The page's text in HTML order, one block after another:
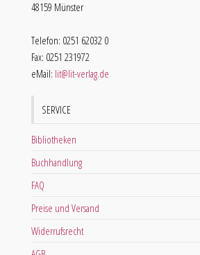
48159 Münster
Telefon: 0251 62032 0
Fax: 0251 231972
eMail: lit@lit-verlag.de
SERVICE
Bibliotheken
Buchhandlung
FAQ
Preise und Versand
Widerrufsrecht